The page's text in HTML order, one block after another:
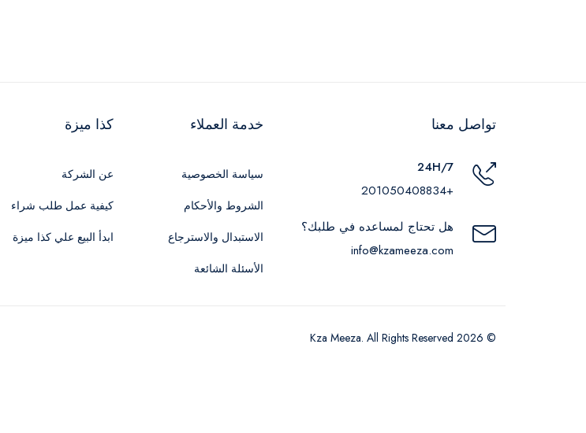
تواصل معنا
24H/7
+201050408834
هل تحتاج لمساعده في طلبك؟
info@kzameeza.com
خدمة العملاء
سياسة الخصوصية
الشروط والأحكام
الاستبدال والاسترجاع
الأسئلة الشائعة
كذا ميزة
عن الشركة
كيفية عمل طلب شراء
ابدأ البيع علي كذا ميزة
© 2026 Kza Meeza. All Rights Reserved